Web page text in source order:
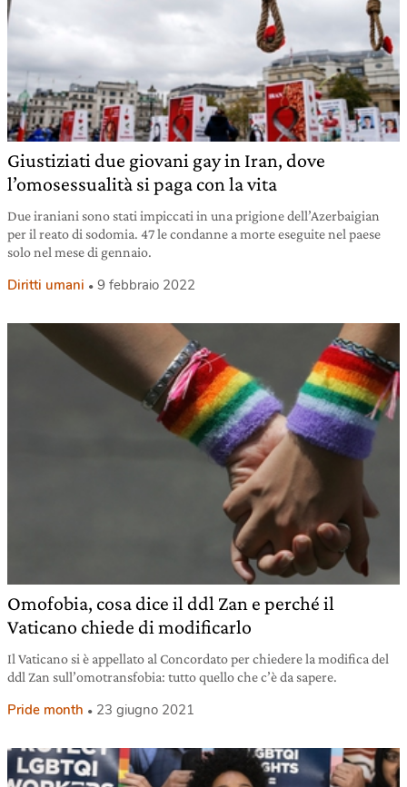
Giustiziati due giovani gay in Iran, dove
l’omosessualità si paga con la vita
Due iraniani sono stati impiccati in una prigione dell’Azerbaigian
per il reato di sodomia. 47 le condanne a morte eseguite nel paese
solo nel mese di gennaio.
Diritti umani 9 febbraio 2022
Omofobia, cosa dice il ddl Zan e perché il
Vaticano chiede di modificarlo
Il Vaticano si è appellato al Concordato per chiedere la modifica del
ddl Zan sull’omotransfobia: tutto quello che c’è da sapere.
Pride month 23 giugno 2021